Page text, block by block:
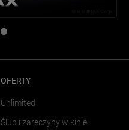
OFERTY
Unlimited
Ślub i zaręczyny w kinie